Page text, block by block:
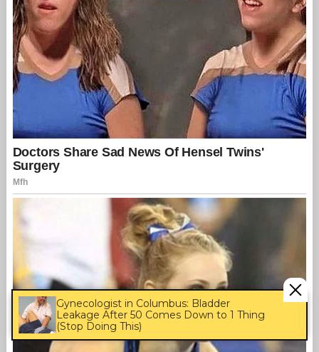
Gynecologist in Columbus: Bladder
Leakage After 50 Comes Down to 1 Thing
(Stop Doing This)